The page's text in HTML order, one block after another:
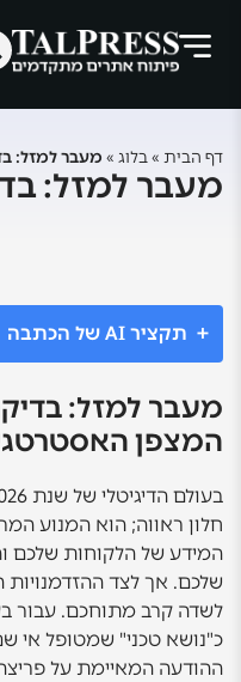
דף הבית » בלוג » מעבר למזל:
מעבר למזל:
תקציר AI של הכתבה
מעבר למזל:
המצפן
חלון ראווה; הוא המנוע
המידע של הלקוחות שלכם
שלכם. אך לצד
לשדה קרב מתוחכם. עבור
כ"נושא טכני" שמטופל אי
ההודעה המאיימת על